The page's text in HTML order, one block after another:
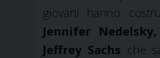
giovani hanno
Jennifer
Jeffrey Sachs che